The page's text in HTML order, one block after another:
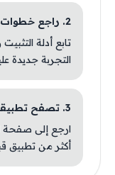
2. راجع خطوات التثبيت
تابع أدلة
التجربة جديدة
3. تصفح تطبيقات مشابهة
ارجع إلى صفحة
أكثر من تطبيق